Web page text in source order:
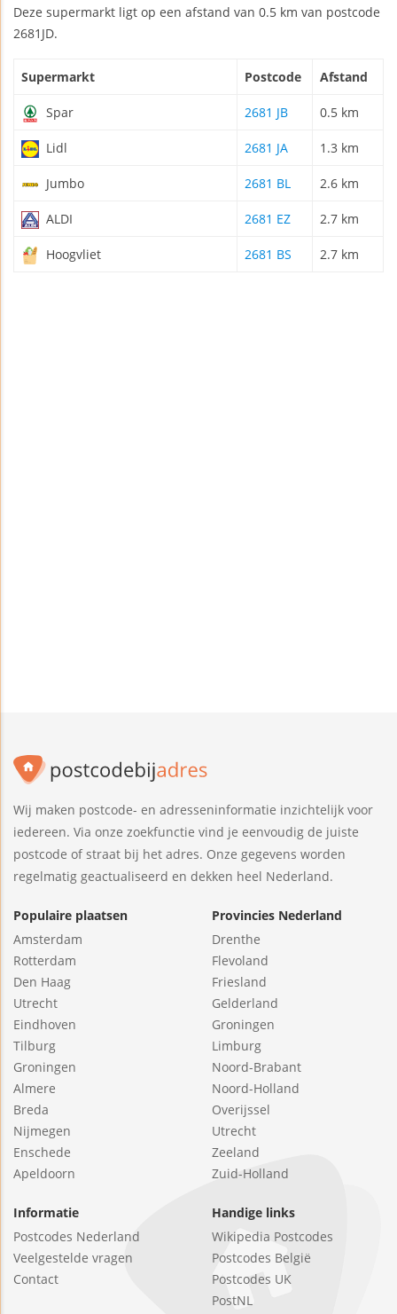
Deze supermarkt ligt op een afstand van 0.5 km van postcode
2681JD.
Supermarkt Postcode Afstand
Spar 2681 JB 0.5 km
Lidl 2681 JA 1.3 km
Jumbo 2681 BL 2.6 km
ALDI 2681 EZ 2.7 km
Hoogvliet 2681 BS 2.7 km
Wij maken postcode- en adresseninformatie inzichtelijk voor
iedereen. Via onze zoekfunctie vind je eenvoudig de juiste
postcode of straat bij het adres. Onze gegevens worden
regelmatig geactualiseerd en dekken heel Nederland.
Populaire plaatsen
Amsterdam
Rotterdam
Den Haag
Utrecht
Eindhoven
Tilburg
Groningen
Almere
Breda
Nijmegen
Enschede
Apeldoorn
Provincies Nederland
Drenthe
Flevoland
Friesland
Gelderland
Groningen
Limburg
Noord-Brabant
Noord-Holland
Overijssel
Utrecht
Zeeland
Zuid-Holland
Informatie
Postcodes Nederland
Veelgestelde vragen
Contact
Handige links
Wikipedia Postcodes
Postcodes België
Postcodes UK
PostNL